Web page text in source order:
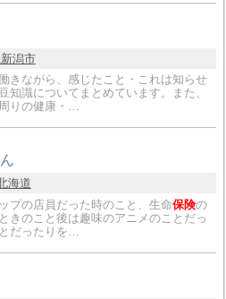
新潟市
きながら、感じたこと・これは知らせ
知識についてまとめています。また、
りの健康・…
海道
プの店員だった時のこと、生命保険の
きのこと後は趣味のアニメのことだっ
だったりを…